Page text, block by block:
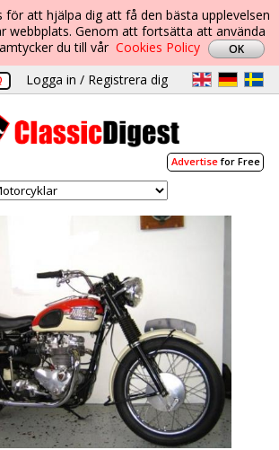
för att hjälpa dig att få den bästa upplevelsen
webbplats. Genom att fortsätta att använda
du till vår Cookies Policy
Logga in / Registrera dig
Advertisefor Free